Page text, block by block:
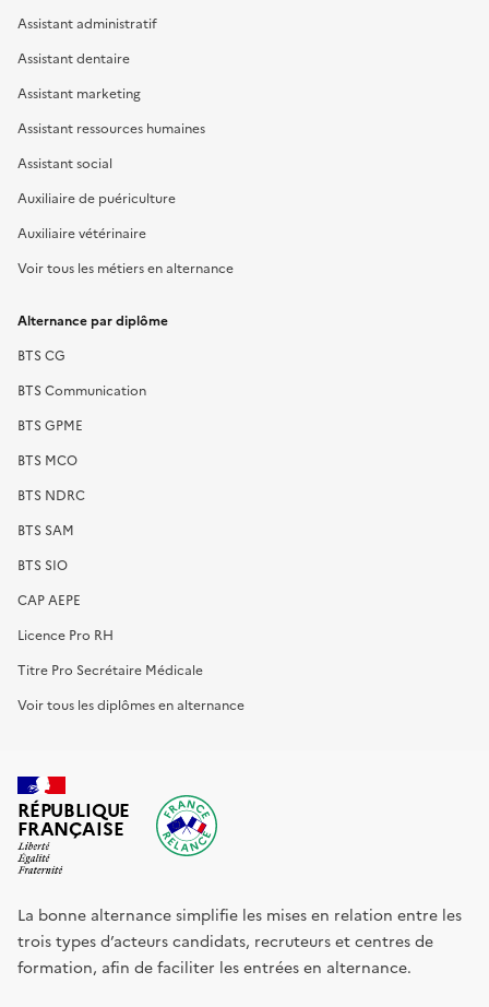
Assistant administratif
Assistant dentaire
Assistant marketing
Assistant ressources humaines
Assistant social
Auxiliaire de puériculture
Auxiliaire vétérinaire
Voir tous les métiers en alternance
Alternance par diplôme
BTS CG
BTS Communication
BTS GPME
BTS MCO
BTS NDRC
BTS SAM
BTS SIO
CAP AEPE
Licence Pro RH
Titre Pro Secrétaire Médicale
Voir tous les diplômes en alternance
RÉPUBLIQUE
FRANÇAISE
La bonne alternance simplifie les mises en relation entre les
trois types d’acteurs candidats, recruteurs et centres de
formation, afin de faciliter les entrées en alternance.